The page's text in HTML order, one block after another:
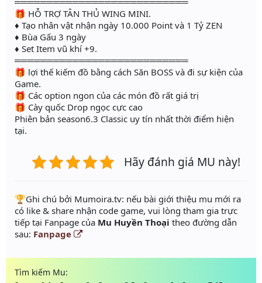
🎁 HỖ TRỢ TÂN THỦ WING MINI.
♦ Tạo nhân vật nhận ngày 10.000 Point và 1 Tỷ ZEN
♦ Bùa Gấu 3 ngày
♦ Set Item vũ khí +9.
═══════════════════════════
🎁 lợi thế kiếm đồ bằng cách Săn BOSS và đi sự kiện của
Game.
🎁 Các option ngon của các món đồ rất giá trị
🎁 Cày quốc Drop ngọc cực cao
Phiên bản season6.3 Classic uy tín nhất thời điểm hiện
tại.
Hãy đánh giá MU này!
️🏆Ghi chú bởi Mumoira.tv: nếu bài giới thiệu mu mới ra
có like & share nhận code game, vui lòng tham gia trực
tiếp tại Fanpage của Mu Huyền Thoại theo đường dẫn
sau: Fanpage
Tìm kiếm Mu: